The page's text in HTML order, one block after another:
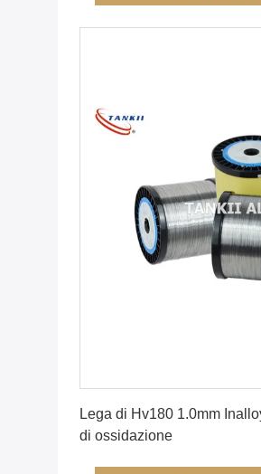
Lega di Hv180 1.0mm
di ossidazione